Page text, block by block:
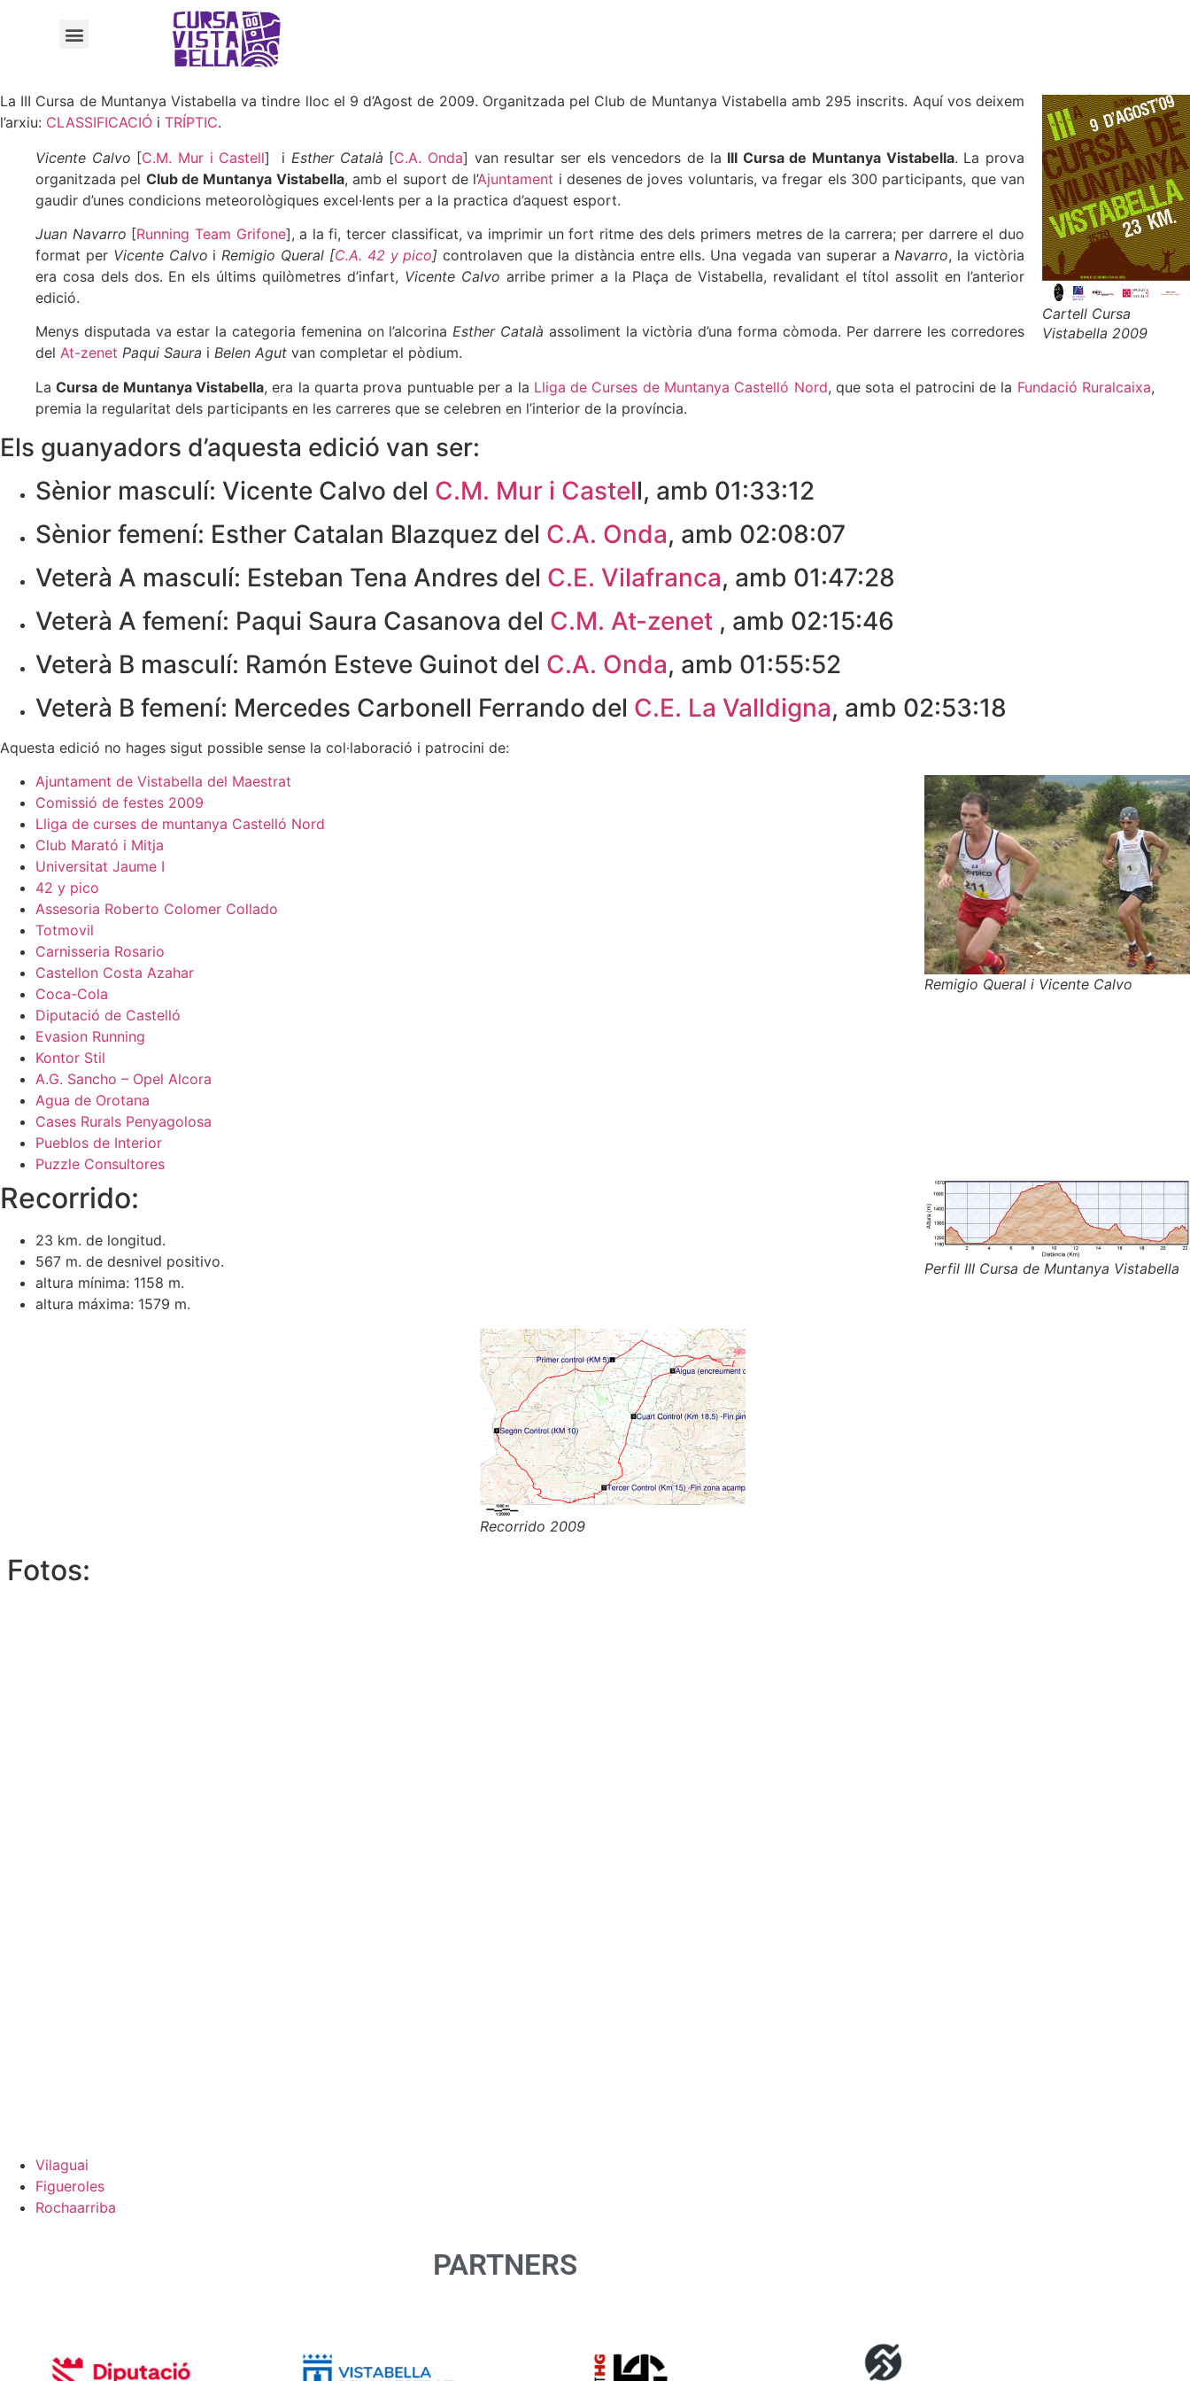
Cartell Cursa
Vistabella 2009
La III Cursa de Muntanya Vistabella va tindre lloc el 9 d’Agost de 2009. Organitzada pel Club de Muntanya Vistabella amb 295 inscrits. Aquí vos deixem
l’arxiu: CLASSIFICACIÓ i TRÍPTIC.
Vicente Calvo [C.M. Mur i Castell] i Esther Català [C.A. Onda] van resultar ser els vencedors de la III Cursa de Muntanya Vistabella. La prova
organitzada pel Club de Muntanya Vistabella, amb el suport de l’Ajuntament i desenes de joves voluntaris, va fregar els 300 participants, que van
gaudir d’unes condicions meteorològiques excel·lents per a la practica d’aquest esport.
Juan Navarro [Running Team Grifone], a la fi, tercer classificat, va imprimir un fort ritme des dels primers metres de la carrera; per darrere el duo
format per Vicente Calvo iRemigio Queral [C.A. 42 y pico] controlaven que la distància entre ells. Una vegada van superar aNavarro, la victòria
era cosa dels dos. En els últims quilòmetres d’infart, Vicente Calvo arribe primer a la Plaça de Vistabella, revalidant el títol assolit en l’anterior
edició.
Menys disputada va estar la categoria femenina on l’alcorinaEsther Català assoliment la victòria d’una forma còmoda. Per darrere les corredores
del At-zenet Paqui Saura i Belen Agut van completar el pòdium.
LaCursa de Muntanya Vistabella, era la quarta prova puntuable per a la Lliga de Curses de Muntanya Castelló Nord, que sota el patrocini de la Fundació Ruralcaixa,
premia la regularitat dels participants en les carreres que se celebren en l’interior de la província.
Els guanyadors d’aquesta edició van ser:
Sènior masculí: Vicente Calvo del C.M. Mur i Castell, amb 01:33:12
Sènior femení: Esther Catalan Blazquez del C.A. Onda, amb 02:08:07
Veterà A masculí: Esteban Tena Andres del C.E. Vilafranca, amb 01:47:28
Veterà A femení: Paqui Saura Casanova del C.M. At-zenet , amb 02:15:46
Veterà B masculí: Ramón Esteve Guinot del C.A. Onda, amb 01:55:52
Veterà B femení: Mercedes Carbonell Ferrando del C.E. La Valldigna, amb 02:53:18
Aquesta edició no hages sigut possible sense la col·laboració i patrocini de:
Remigio Queral i Vicente Calvo
Ajuntament de Vistabella del Maestrat
Comissió de festes 2009
Lliga de curses de muntanya Castelló Nord
Club Marató i Mitja
Universitat Jaume I
42 y pico
Assesoria Roberto Colomer Collado
Totmovil
Carnisseria Rosario
Castellon Costa Azahar
Coca-Cola
Diputació de Castelló
Evasion Running
Kontor Stil
A.G. Sancho – Opel Alcora
Agua de Orotana
Cases Rurals Penyagolosa
Pueblos de Interior
Puzzle Consultores
Perfil III Cursa de Muntanya Vistabella
Recorrido:
23 km. de longitud.
567 m. de desnivel positivo.
altura mínima: 1158 m.
altura máxima: 1579 m.
Recorrido 2009
Fotos:
Vilaguai
Figueroles
Rochaarriba
PARTNERS